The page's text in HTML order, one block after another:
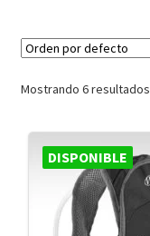
Mostrando 6 resultados
DISPONIBLE